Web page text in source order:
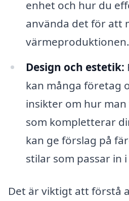
enhet och hur du
använda det för att
värmeproduktionen.
Design och estetik:
kan många företag
insikter om hur
som kompletterar
kan ge förslag på
stilar som passar in
Det är viktigt att förstå